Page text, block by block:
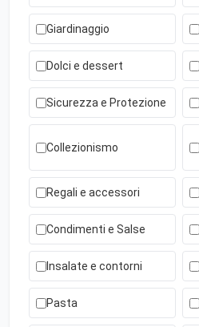
Giardinaggio
Dolci e dessert
Sicurezza e Protezione
Collezionismo
Regali e accessori
Condimenti e Salse
Insalate e contorni
Pasta